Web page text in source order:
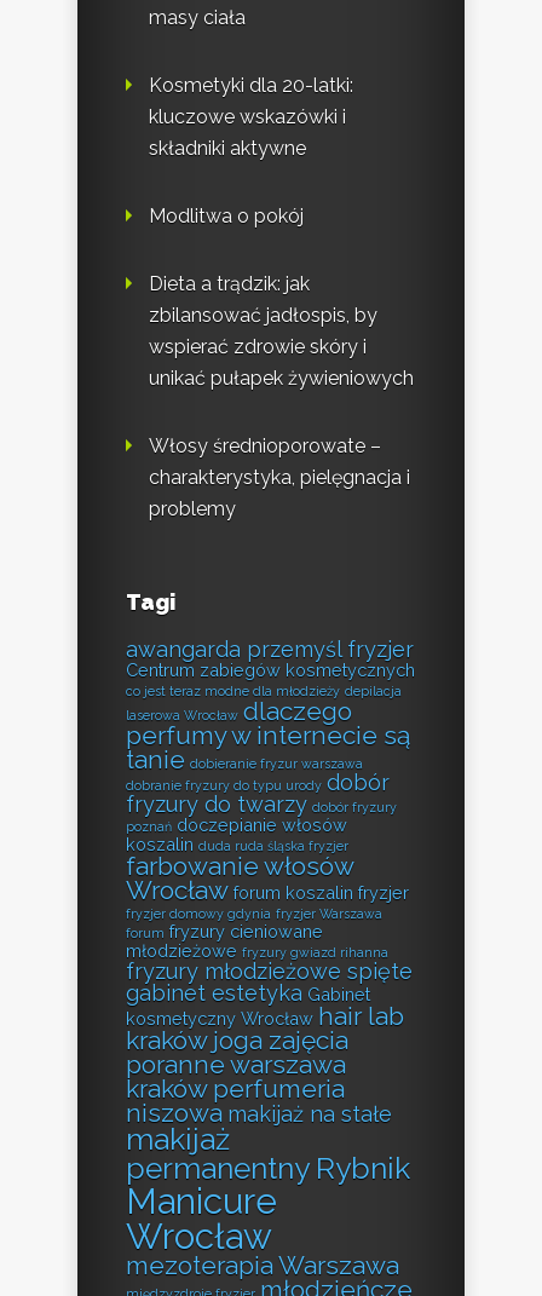
masy ciała
Kosmetyki dla 20-latki:
kluczowe wskazówki i
składniki aktywne
Modlitwa o pokój
Dieta a trądzik: jak
zbilansować jadłospis, by
wspierać zdrowie skóry i
unikać pułapek żywieniowych
Włosy średnioporowate –
charakterystyka, pielęgnacja i
problemy
Tagi
awangarda przemyśl fryzjer
Centrum zabiegów kosmetycznych
co jest teraz modne dla młodzieży depilacja
laserowa Wrocław dlaczego
perfumy w internecie są
tanie dobieranie fryzur warszawa
dobranie fryzury do typu urody dobór
fryzury do twarzy dobór fryzury
poznań doczepianie włosów
koszalin duda ruda śląska fryzjer
farbowanie włosów
Wrocław forum koszalin fryzjer
fryzjer domowy gdynia fryzjer Warszawa
forum fryzury cieniowane
młodzieżowe fryzury gwiazd rihanna
fryzury młodzieżowe spięte
gabinet estetyka Gabinet
kosmetyczny Wrocław hair lab
kraków joga zajęcia
poranne warszawa
kraków perfumeria
niszowa makijaż na stałe
makijaż
permanentny Rybnik
Manicure
Wrocław
mezoterapia Warszawa
młodzieńcze